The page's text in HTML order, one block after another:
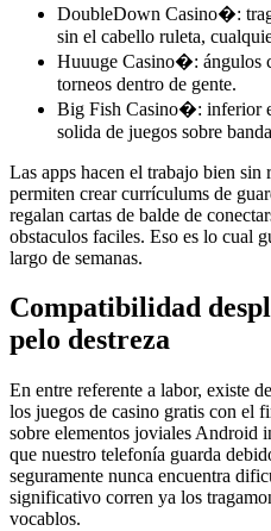
DoubleDown Casino�:
sin el cabello ruleta,
Huuuge Casino�: ángulos
torneos dentro de gente.
Big Fish Casino�: inferior
solida de juegos sobre
Las apps hacen el trabajo bien sin
permiten crear currículums de
regalan cartas de balde de
obstaculos faciles. Eso es lo cual
largo de semanas.
Compatibilidad
pelo destreza
En entre referente a labor, existe
los juegos de casino gratis con el
sobre elementos joviales Android
que nuestro telefonía guarda
seguramente nunca encuentra
significativo corren ya los
vocablos.